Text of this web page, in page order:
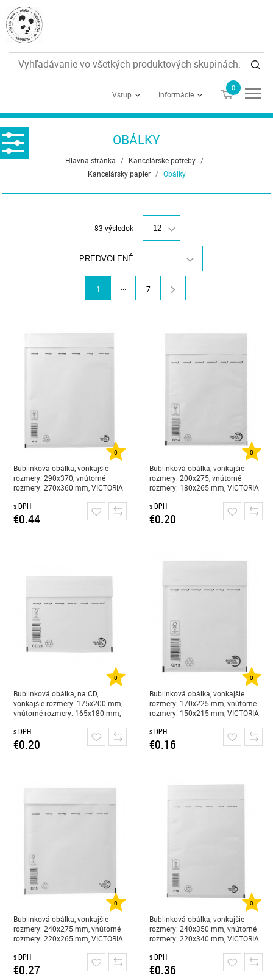
Vstup Informácie
0
€0
OBÁLKY
Hlavná stránka / Kancelárske potreby /
Kancelársky papier / Obálky
83 výsledok 12
PREDVOLENÉ
1 7
0
Bublinková obálka, vonkajšie
rozmery: 290x370, vnútorné
rozmery: 270x360 mm, VICTORIA
s DPH
€0.44
0
Bublinková obálka, vonkajšie
rozmery: 200x275, vnútorné
rozmery: 180x265 mm, VICTORIA
s DPH
€0.20
0
Bublinková obálka, na CD,
vonkajšie rozmery: 175x200 mm,
vnútorné rozmery: 165x180 mm,
s DPH
€0.20
0
Bublinková obálka, vonkajšie
rozmery: 170x225 mm, vnútorné
rozmery: 150x215 mm, VICTORIA
s DPH
€0.16
0
Bublinková obálka, vonkajšie
rozmery: 240x275 mm, vnútorné
rozmery: 220x265 mm, VICTORIA
s DPH
€0.27
0
Bublinková obálka, vonkajšie
rozmery: 240x350 mm, vnútorné
rozmery: 220x340 mm, VICTORIA
s DPH
€0.36